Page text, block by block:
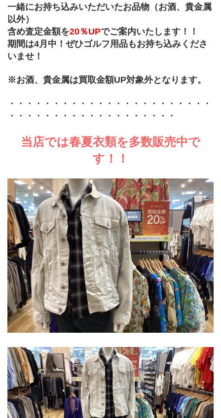
一緒にお持ち込みいただいたお品物（お酒、貴金属
以外）
含め査定金額を20％UPでご案内いたします！！
期間は4月中！ぜひゴルフ用品もお持ち込みくださ
いませ！
※お酒、貴金属は買取金額UP対象外となります。
・・・・・・・・・・・・・・・・・・・・・・・
・・・・・・・・・・・・・・・・・・・
当店では春夏衣類を多数販売中で
す！！